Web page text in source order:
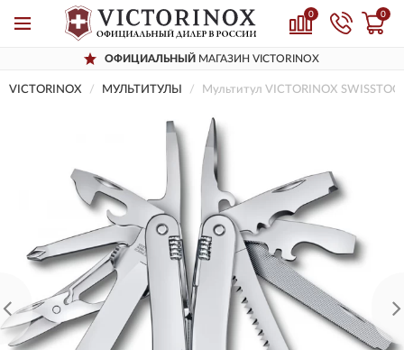
0 0
ОФИЦИАЛЬНЫЙ МАГАЗИН VICTORINOX
VICTORINOX МУЛЬТИТУЛЫ Мультитул VICTORINOX